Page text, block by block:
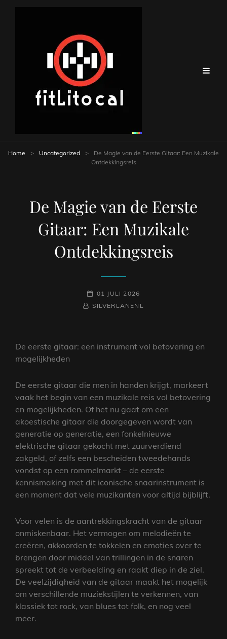
Home > Uncategorized >
De Magie van de Eerste Gitaar: Een Muzikale
Ontdekkingsreis
De Magie van de Eerste
Gitaar: Een Muzikale
Ontdekkingsreis
GEPLAATST
OP
01 JULI 2026
NAAMREGEL
BYLINE
SILVERLANENL
De eerste gitaar: een instrument vol betovering en
mogelijkheden
De eerste gitaar die men in handen krijgt, markeert
vaak het begin van een muzikale reis vol betovering
en mogelijkheden. Of het nu gaat om een
akoestische gitaar die doorgegeven wordt van
generatie op generatie, een fonkelnieuwe
elektrische gitaar gekocht met zuurverdiend
zakgeld, of zelfs een bescheiden tweedehands
vondst op een rommelmarkt – de eerste
kennismaking met dit iconische snaarinstrument is
een moment dat vele muzikanten voor altijd bijblijft.
Voor velen is de aantrekkingskracht van de gitaar
onmiskenbaar. Het vermogen om melodieën te
creëren, akkoorden te tokkelen en emoties over te
brengen door middel van trillingen in de snaren
spreekt tot de verbeelding en raakt diep in de ziel.
De veelzijdigheid van de gitaar maakt het mogelijk
om verschillende muziekstijlen te verkennen, van
klassiek tot rock, van blues tot folk, en nog veel
meer.